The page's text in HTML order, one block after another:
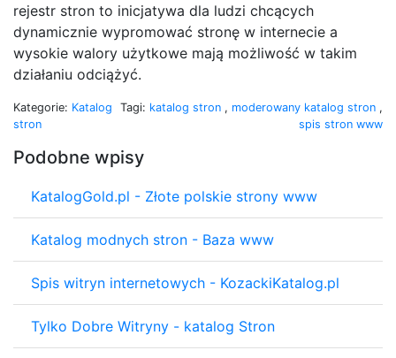
rejestr stron to inicjatywa dla ludzi chcących
dynamicznie wypromować stronę w internecie a
wysokie walory użytkowe mają możliwość w takim
działaniu odciążyć.
Kategorie: Katalog
stron
Tagi: katalog stron , moderowany katalog stron ,
spis stron www
Podobne wpisy
KatalogGold.pl - Złote polskie strony www
Katalog modnych stron - Baza www
Spis witryn internetowych - KozackiKatalog.pl
Tylko Dobre Witryny - katalog Stron